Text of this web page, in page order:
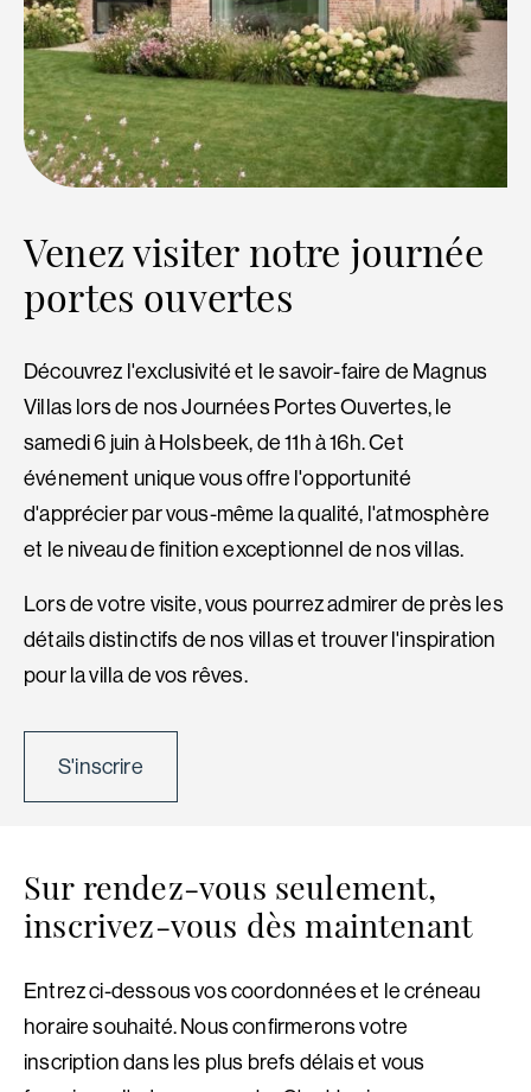
Venez visiter notre journée
portes ouvertes
Découvrez l'exclusivité et le savoir-faire de Magnus
Villas lors de nos Journées Portes Ouvertes, le
samedi 6 juin à Holsbeek, de 11h à 16h. Cet
événement unique vous offre l'opportunité
d'apprécier par vous-même la qualité, l'atmosphère
et le niveau de finition exceptionnel de nos villas.
Lors de votre visite, vous pourrez admirer de près les
détails distinctifs de nos villas et trouver l'inspiration
pour la villa de vos rêves.
S'inscrire
Sur rendez-vous seulement,
inscrivez-vous dès maintenant
Entrez ci-dessous vos coordonnées et le créneau
horaire souhaité. Nous confirmerons votre
inscription dans les plus brefs délais et vous